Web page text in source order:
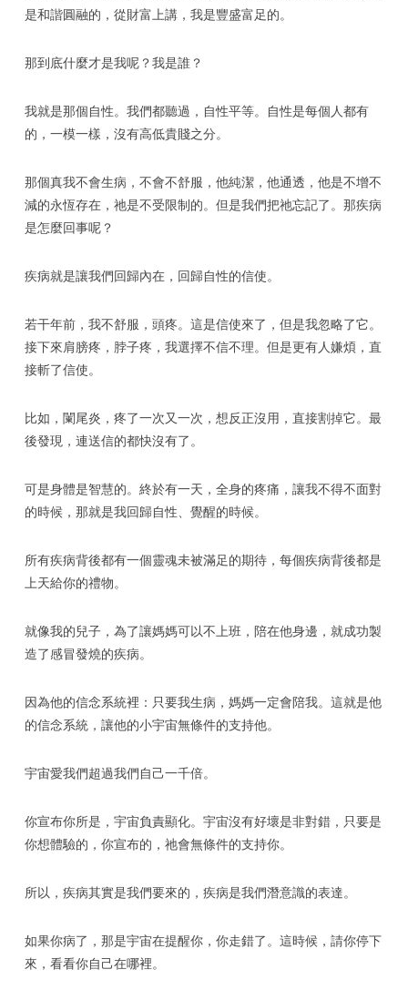
是和諧圓融的，從財富上講，我是豐盛富足的。
那到底什麼才是我呢？我是誰？
我就是那個自性。我們都聽過，自性平等。自性是每個人都有
的，一模一樣，沒有高低貴賤之分。
那個真我不會生病，不會不舒服，他純潔，他通透，他是不增不
減的永恆存在，祂是不受限制的。但是我們把祂忘記了。那疾病
是怎麼回事呢？
疾病就是讓我們回歸內在，回歸自性的信使。
若干年前，我不舒服，頭疼。這是信使來了，但是我忽略了它。
接下來肩膀疼，脖子疼，我選擇不信不理。但是更有人嫌煩，直
接斬了信使。
比如，闌尾炎，疼了一次又一次，想反正沒用，直接割掉它。最
後發現，連送信的都快沒有了。
可是身體是智慧的。終於有一天，全身的疼痛，讓我不得不面對
的時候，那就是我回歸自性、覺醒的時候。
所有疾病背後都有一個靈魂未被滿足的期待，每個疾病背後都是
上天給你的禮物。
就像我的兒子，為了讓媽媽可以不上班，陪在他身邊，就成功製
造了感冒發燒的疾病。
因為他的信念系統裡：只要我生病，媽媽一定會陪我。這就是他
的信念系統，讓他的小宇宙無條件的支持他。
宇宙愛我們超過我們自己一千倍。
你宣布你所是，宇宙負責顯化。宇宙沒有好壞是非對錯，只要是
你想體驗的，你宣布的，祂會無條件的支持你。
所以，疾病其實是我們要來的，疾病是我們潛意識的表達。
如果你病了，那是宇宙在提醒你，你走錯了。這時候，請你停下
來，看看你自己在哪裡。